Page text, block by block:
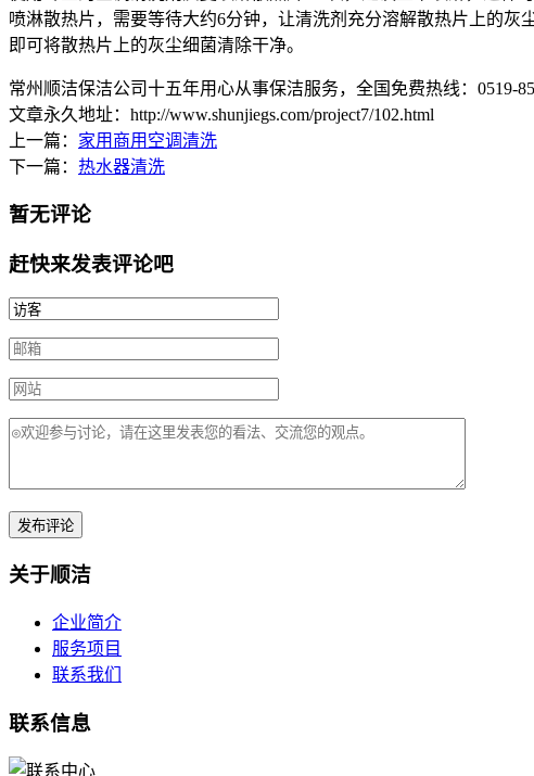
喷淋散热片，需要等待大约6分钟，让清洗剂充分溶解散热片上的灰
即可将散热片上的灰尘细菌清除干净。
常州顺洁保洁公司十五年用心从事保洁服务，全国免费热线：0519-
文章永久地址：http://www.shunjiegs.com/project7/102.html
上一篇： 家用商用空调清洗
下一篇： 热水器清洗
暂无评论
赶快来发表评论吧
关于顺洁
企业简介
服务项目
联系我们
联系信息